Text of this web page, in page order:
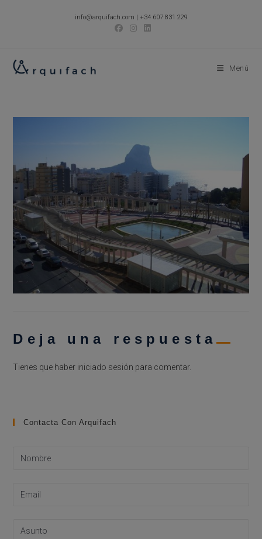
info@arquifach.com | +34 607 831 229
Menú
Deja una respuesta
Tienes que haber iniciado sesión para comentar.
Contacta Con Arquifach